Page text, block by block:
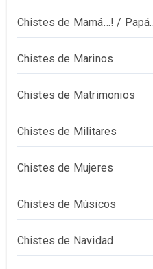
Chistes de Mamá…! /
Chistes de Marinos
Chistes de Matrimonios
Chistes de Militares
Chistes de Mujeres
Chistes de Músicos
Chistes de Navidad